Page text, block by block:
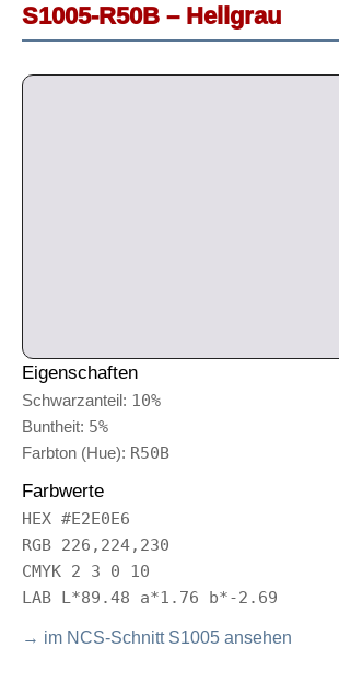
S1005-R50B – Hellgrau
Eigenschaften
Schwarzanteil: 10%
Buntheit: 5%
Farbton (Hue): R50B
Farbwerte
HEX #E2E0E6
RGB 226,224,230
CMYK 2 3 0 10
LAB L*89.48 a*1.76 b*-2.69
→ im NCS-Schnitt S1005 ansehen